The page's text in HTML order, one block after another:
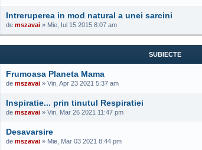
Intreruperea in mod natural a unei sarcini
de mszavai » Mie, Iul 15 2015 8:07 am
SUBIECTE
Frumoasa Planeta Mama
de mszavai » Vin, Apr 23 2021 5:37 am
Inspiratie... prin tinutul Respiratiei
de mszavai » Vin, Mar 26 2021 11:47 pm
Desavarsire
de mszavai » Mie, Mar 03 2021 8:44 pm